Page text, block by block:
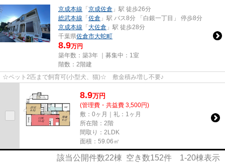
京成本線 「 京成佐倉 」駅 徒歩26分
総武本線 「 佐倉 」駅 バス8分 「白銀一丁目」 停歩8分
京成本線 「 大佐倉 」駅 徒歩28分
千葉県佐倉市大蛇町
8.9万円
築年数：築3年 ｜募集中： 1室
階数：2階建
☆ペット2匹まで飼育可(小型犬、猫)☆ 敷金積み増し不要♪
8.9万円
(管理費・共益費 3,500円)
敷：0ヶ月｜礼：1ヶ月
所在階：2階
間取り：2LDK
面積：59.06㎡
該当公開件数22棟 空き数152件 1-20棟表示